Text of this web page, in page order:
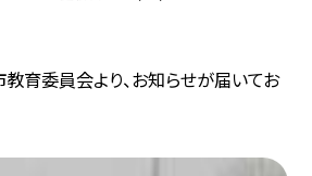
教育委員会より、お知らせが届いてお